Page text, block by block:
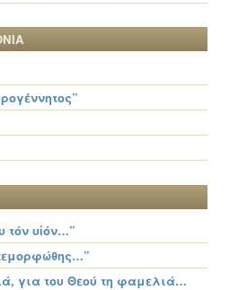
τόν υἱόν…”
για του Θεού τη φαμελιά…